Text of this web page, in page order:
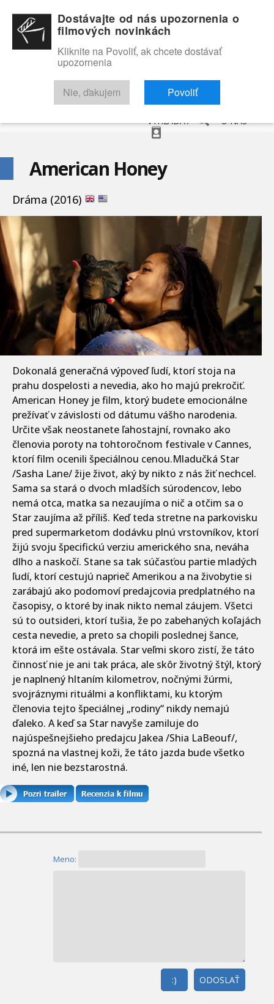
RECENZIE TRAILERY FILMOVÁ DATABÁZA
VYHĽADAŤ O NÁS
American Honey
Dráma (2016)
Dokonalá generačná výpoveď ľudí, ktorí stoja na
prahu dospelosti a nevedia, ako ho majú prekročiť.
American Honey je film, ktorý budete emocionálne
prežívať v závislosti od dátumu vášho narodenia.
Určite však neostanete ľahostajní, rovnako ako
členovia poroty na tohtoročnom festivale v Cannes,
ktorí film ocenili špeciálnou cenou.Mladučká Star
/Sasha Lane/ žije život, aký by nikto z nás žiť nechcel.
Sama sa stará o dvoch mladších súrodencov, lebo
nemá otca, matka sa nezaujíma o nič a otčim sa o
Star zaujíma až příliš. Keď teda stretne na parkovisku
pred supermarketom dodávku plnú vrstovníkov, ktorí
žijú svoju špecifickú verziu amerického sna, neváha
dlho a naskočí. Stane sa tak súčasťou partie mladých
ľudí, ktorí cestujú naprieč Amerikou a na živobytie si
zarábajú ako podomoví predajcovia predplatného na
časopisy, o ktoré by inak nikto nemal záujem. Všetci
sú to outsideri, ktorí tušia, že po zabehaných koľajách
cesta nevedie, a preto sa chopili poslednej šance,
ktorá im ešte ostávala. Star veľmi skoro zistí, že táto
činnosť nie je ani tak práca, ale skôr životný štýl, ktorý
je naplnený hltaním kilometrov, nočnými žúrmi,
svojráznymi rituálmi a konfliktami, ku ktorým
členovia tejto špeciálnej „rodiny“ nikdy nemajú
ďaleko. A keď sa Star navyše zamiluje do
najúspešnejšieho predajcu Jakea /Shia LaBeouf/,
spozná na vlastnej koži, že táto jazda bude všetko
iné, len nie bezstarostná.
Meno:
ODOSLAŤ
:)
Dostávajte od nás upozornenia o
filmových novinkách
Kliknite na Povoliť, ak chcete dostávať
upozornenia
Nie, ďakujem Povoliť